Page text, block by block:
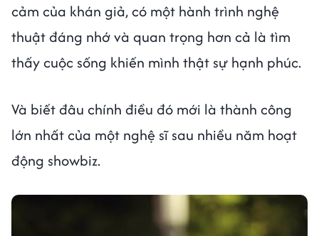
cảm của khán giả, có một hành trình nghệ
thuật đáng nhớ và quan trọng hơn cả là tìm
thấy cuộc sống khiến mình thật sự hạnh phúc.
Và biết đâu chính điều đó mới là thành công
lớn nhất của một nghệ sĩ sau nhiều năm hoạt
động showbiz.